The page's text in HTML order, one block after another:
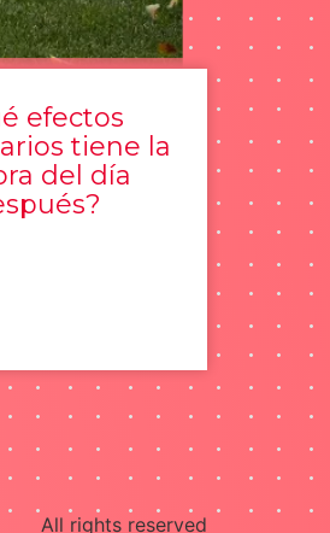
efectos
tiene la
del día
All rights reserved